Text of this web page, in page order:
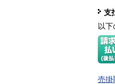
支
以下
売掛